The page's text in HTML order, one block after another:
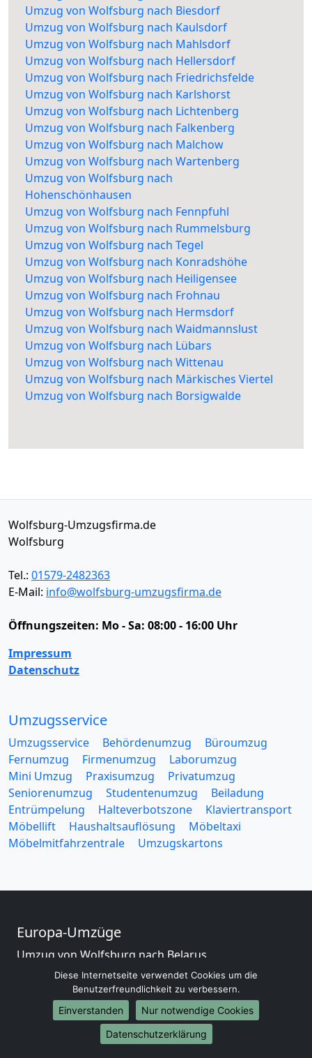
Umzug von Wolfsburg nach Biesdorf
Umzug von Wolfsburg nach Kaulsdorf
Umzug von Wolfsburg nach Mahlsdorf
Umzug von Wolfsburg nach Hellersdorf
Umzug von Wolfsburg nach Friedrichsfelde
Umzug von Wolfsburg nach Karlshorst
Umzug von Wolfsburg nach Lichtenberg
Umzug von Wolfsburg nach Falkenberg
Umzug von Wolfsburg nach Malchow
Umzug von Wolfsburg nach Wartenberg
Umzug von Wolfsburg nach
Hohenschönhausen
Umzug von Wolfsburg nach Fennpfuhl
Umzug von Wolfsburg nach Rummelsburg
Umzug von Wolfsburg nach Tegel
Umzug von Wolfsburg nach Konradshöhe
Umzug von Wolfsburg nach Heiligensee
Umzug von Wolfsburg nach Frohnau
Umzug von Wolfsburg nach Hermsdorf
Umzug von Wolfsburg nach Waidmannslust
Umzug von Wolfsburg nach Lübars
Umzug von Wolfsburg nach Wittenau
Umzug von Wolfsburg nach Märkisches Viertel
Umzug von Wolfsburg nach Borsigwalde
Wolfsburg-Umzugsfirma.de
Wolfsburg
Tel.: 01579-2482363
E-Mail: info@wolfsburg-umzugsfirma.de
Öffnungszeiten: Mo - Sa: 08:00 - 16:00 Uhr
Impressum
Datenschutz
Umzugsservice
Umzugsservice Behördenumzug
Büroumzug
Fernumzug
Firmenumzug
Laborumzug
Mini Umzug
Praxisumzug
Privatumzug
Seniorenumzug
Studentenumzug
Beiladung
Entrümpelung
Halteverbotszone
Klaviertransport
Möbellift
Haushaltsauflösung
Möbeltaxi
Möbelmitfahrzentrale
Umzugskartons
Europa-Umzüge
Umzug von Wolfsburg nach Belarus
Umzug von Wolfsburg nach Belgien
Umzug von Wolfsburg nach Bulgarien
Umzug von Wolfsburg nach Dänemark
Umzug von Wolfsburg nach England
Umzug von Wolfsburg nach Portugal
Diese Internetseite verwendet Cookies um die
Benutzerfreundlichkeit zu verbessern.
Einverstanden
Nur notwendige Cookies
Datenschutzerklärung